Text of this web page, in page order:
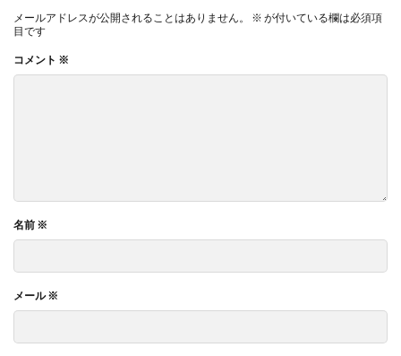
メールアドレスが公開されることはありません。 ※ が付いている欄は必須項
目です
コメント ※
名前 ※
メール※